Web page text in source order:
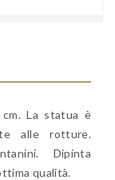
La statua è
alle rotture.
Dipinta
qualità.